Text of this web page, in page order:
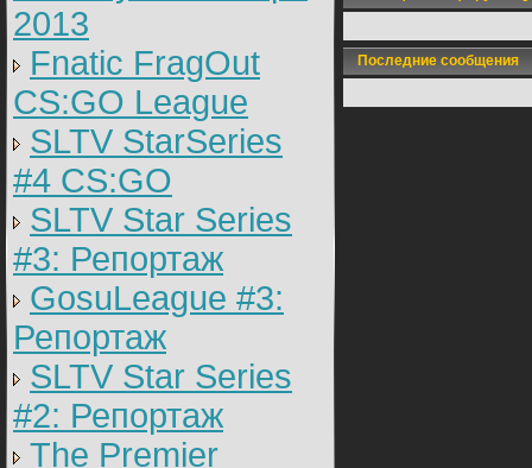
2013
Fnatic FragOut
CS:GO League
SLTV StarSeries
#4 CS:GO
SLTV Star Series
#3: Репортаж
GosuLeague #3:
Репортаж
SLTV Star Series
#2: Репортаж
The Premier
Последние сообщения